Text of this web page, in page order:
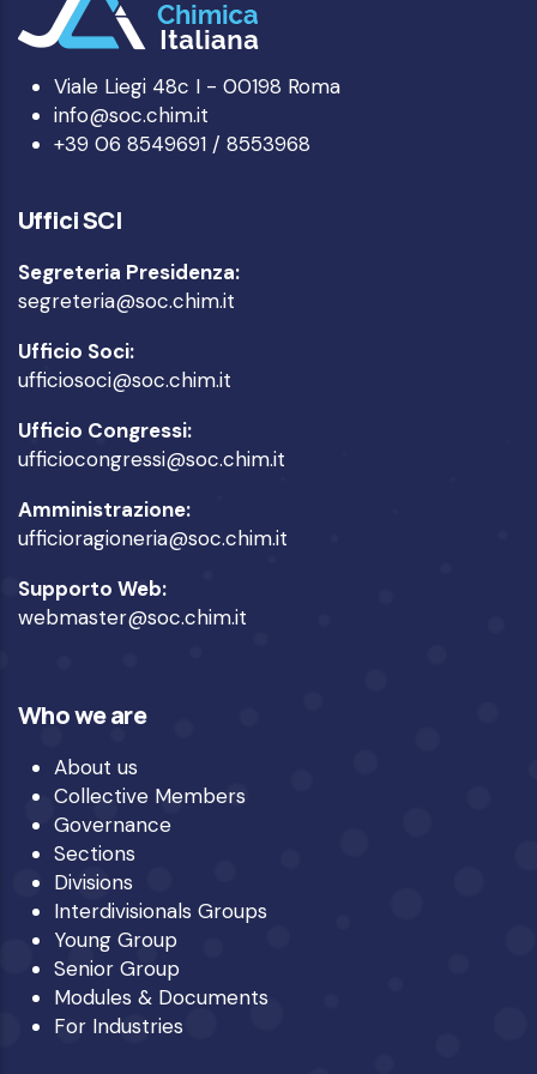
Viale Liegi 48c I - 00198 Roma
info@soc.chim.it
+39 06 8549691 / 8553968
Uffici SCI
Segreteria Presidenza:
segreteria@soc.chim.it
Ufficio Soci:
ufficiosoci@soc.chim.it
Ufficio Congressi:
ufficiocongressi@soc.chim.it
Amministrazione:
ufficioragioneria@soc.chim.it
Supporto Web:
webmaster@soc.chim.it
Who we are
About us
Collective Members
Governance
Sections
Divisions
Interdivisionals Groups
Young Group
Senior Group
Modules & Documents
For Industries